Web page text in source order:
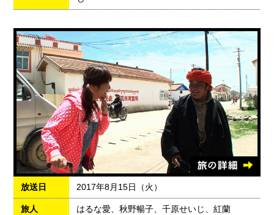
放送日 2017年8月15日（火）
旅人 はるな愛、秋野暢子、千原せいじ、紅蘭